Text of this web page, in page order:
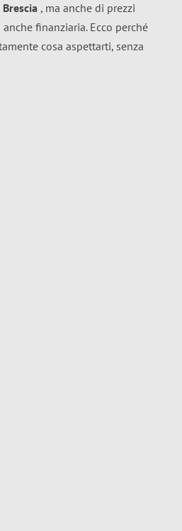
Brescia , ma anche di prezzi
finanziaria. Ecco perché
cosa aspettarti, senza